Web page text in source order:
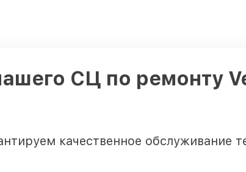
СЦ по ремонту
качественное обслуживание